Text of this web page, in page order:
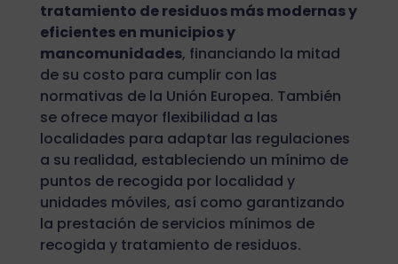
tratamiento de residuos más modernas y
eficientes en municipios y
mancomunidades, financiando la mitad
de su costo para cumplir con las
normativas de la Unión Europea. También
se ofrece mayor flexibilidad a las
localidades para adaptar las regulaciones
a su realidad, estableciendo un mínimo de
puntos de recogida por localidad y
unidades móviles, así como garantizando
la prestación de servicios mínimos de
recogida y tratamiento de residuos.